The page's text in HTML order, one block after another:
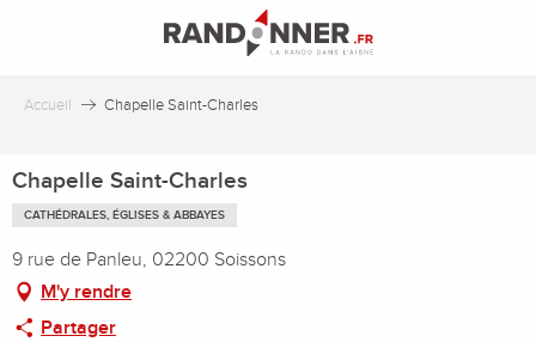
principal
Accueil Chapelle Saint-Charles
Chapelle Saint-Charles
CATHÉDRALES, ÉGLISES & ABBAYES
9 rue de Panleu, 02200 Soissons
M'y rendre
Partager